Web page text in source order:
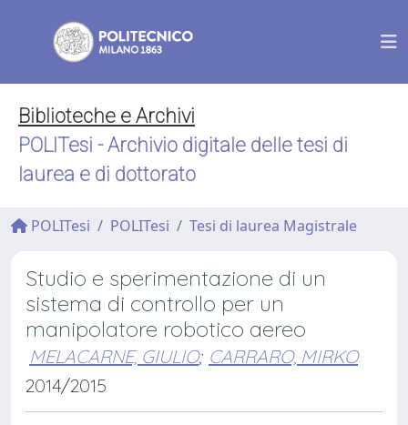
Biblioteche e Archivi
POLITesi - Archivio digitale delle tesi di
laurea e di dottorato
POLITesi POLITesi Tesi di laurea Magistrale
Studio e sperimentazione di un
sistema di controllo per un
manipolatore robotico aereo
MELACARNE, GIULIO; CARRARO, MIRKO
2014/2015